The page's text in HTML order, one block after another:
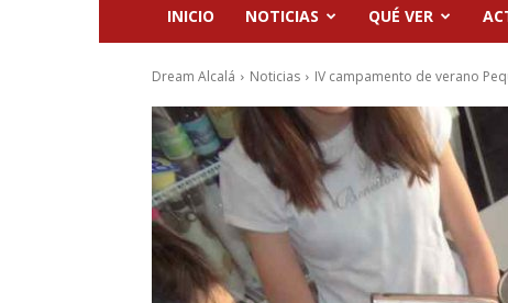
INICIO NOTICIAS QUÉ VER
Dream Alcalá Noticias IV campamento de verano